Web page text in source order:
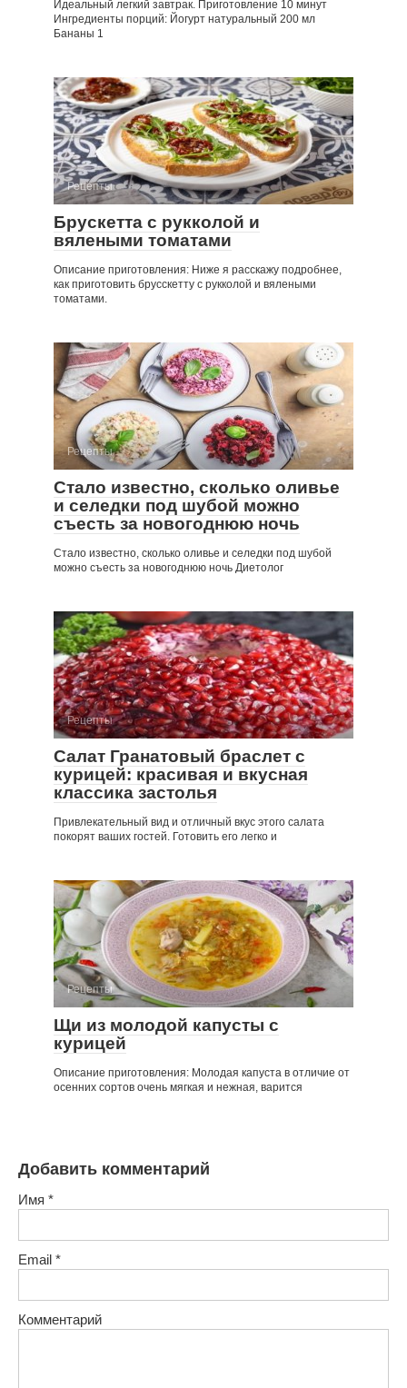
Идеальный легкий завтрак. Приготовление 10 минут
Ингредиенты порций: Йогурт натуральный 200 мл
Бананы 1
Рецепты
Брускетта с рукколой и
вялеными томатами
Описание приготовления: Ниже я расскажу подробнее,
как приготовить брусскетту с рукколой и вялеными
томатами.
Рецепты
Стало известно, сколько оливье
и селедки под шубой можно
съесть за новогоднюю ночь
Стало известно, сколько оливье и селедки под шубой
можно съесть за новогоднюю ночь Диетолог
Рецепты
Салат Гранатовый браслет с
курицей: красивая и вкусная
классика застолья
Привлекательный вид и отличный вкус этого салата
покорят ваших гостей. Готовить его легко и
Рецепты
Щи из молодой капусты с
курицей
Описание приготовления: Молодая капуста в отличие от
осенних сортов очень мягкая и нежная, варится
Добавить комментарий
Имя *
Email *
Комментарий